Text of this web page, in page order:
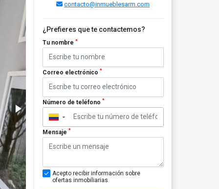
contacto@inmueblesarm.com
¿Prefieres que te contactemos?
Tu nombre *
Correo electrónico *
Número de teléfono *
▼
Mensaje *
Acepto recibir información sobre
ofertas inmobiliarias